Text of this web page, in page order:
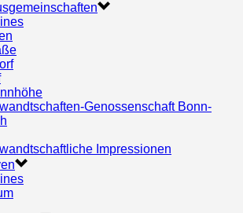
Genossenschaft Bonn-
Impressionen